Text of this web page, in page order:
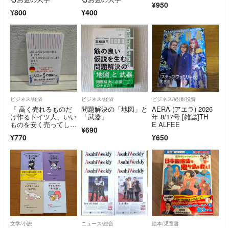
¥800 ¥400
¥950
ビジネス/経済
『 高く売れるものだ
け作るドイツ人、いい
ものを安く売ってしま
晃一
¥770
ビジネス/経済
問題解決の「地図」と
「武器」
¥690
ビジネス/経済/投資
AERA (アエラ) 2026
年 8/17号 [雑誌]TH
E ALFEE
¥650
文学/小説 ニュース/総合 絵本/児童書